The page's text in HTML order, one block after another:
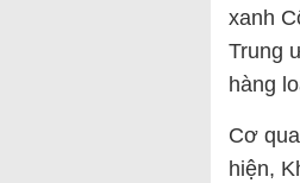
xanh
Trung
hàng
Cơ
hiện,